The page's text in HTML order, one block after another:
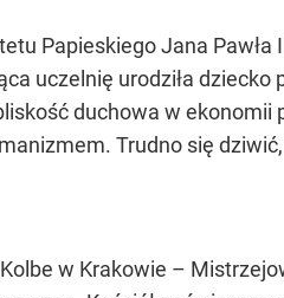
Papieskiego Jana Pawła
uczelnię urodziła
duchowa w
Trudno się
w Krakowie –